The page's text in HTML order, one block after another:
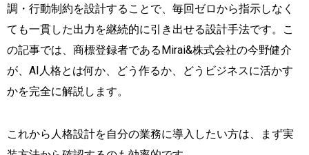
調・行動制約を設計することで、毎回ゼロから指示しなく
ても一貫した出力を継続的に引き出せる設計手法です。こ
の記事では、商標登録者であるMirai&株式会社の今野健介
が、AI人格とは何か、どう作るか、どうビジネスに活かす
かを完全に解説します。
これから人格設計を自分の業務に導入したい方は、まず実